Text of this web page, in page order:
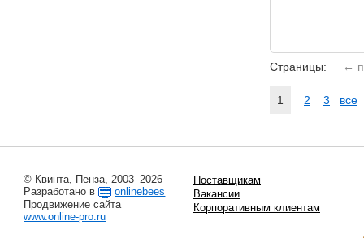
Страницы: ←
1 2 3 все
© Квинта, Пенза, 2003–2026
Разработано в
onlinebees
Продвижение сайта
www.online-pro.ru
Поставщикам
Вакансии
Корпоративным клиентам